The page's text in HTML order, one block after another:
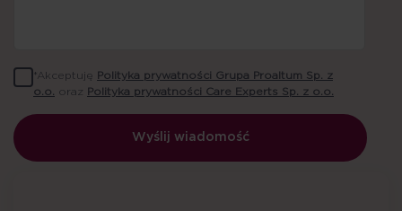
*Akceptuję
Polityka prywatności Grupa Proaltum Sp. z
o.o.
oraz Polityka prywatności Care Experts Sp. z o.o.